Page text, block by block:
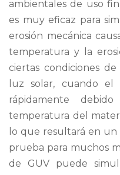
ambientales de uso
es muy eficaz para
erosión mecánica
temperatura y la
ciertas condiciones
luz solar, cuando el
rápidamente
temperatura del
lo que resultará en
prueba para muchos
de GUV puede